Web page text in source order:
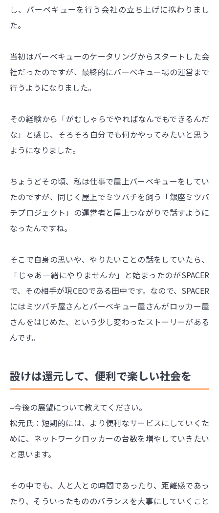
し、バーベキューを行う会社の立ち上げに携わりまし
た。
当初はバーベキューのケータリングからスタートした会
社だったのですが、最終的にバーベキュー場の運営まで
行うようになりました。
その経験から「がむしゃらでやればなんでもできるんだ
な」と感じ、そろそろ自分でも何かやってみたいと思う
ようになりました。
ちょうどその頃、私は仕事で屋上バーベキューをしてい
たのですが、同じく屋上でミツバチを飼う「銀座ミツバ
チプロジェクト」の運営者と屋上つながりで話すように
なったんですね。
そこで自身の思いや、やりたいことの話をしていたら、
「じゃあ一緒にやりませんか」と始まったのがSPACER
で、その相手が現CEOである田中です。なので、SPACER
にはミツバチ屋さんとバーベキュー屋さんがロッカー屋
さんをはじめた、という少し変わったストーリーがある
んです。
設けは還元して、便利で楽しい社会を
–今後の展望について教えてください。
松元氏：短期的には、より便利なサービスにしていくた
めに、ネットワークロッカーの台数を増やしていきたい
と思います。
その中でも、人と人との時間であったり、距離感であっ
たり、そういったもののバランスを大事にしていくこと